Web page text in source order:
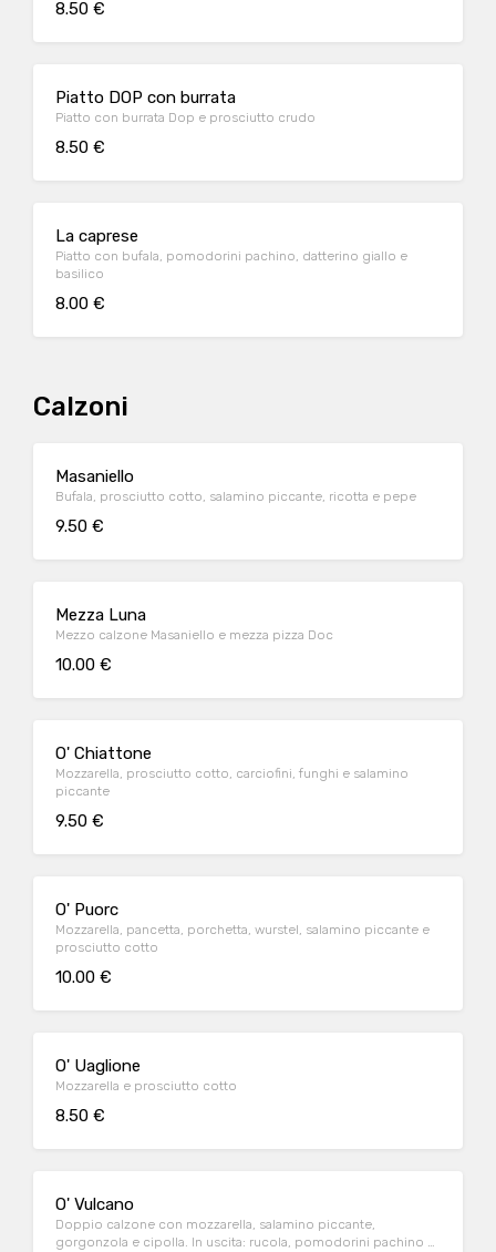
8.50 €
Piatto DOP con burrata
Piatto con burrata Dop e prosciutto crudo
8.50 €
La caprese
Piatto con bufala, pomodorini pachino, datterino giallo e
basilico
8.00 €
Calzoni
Masaniello
Bufala, prosciutto cotto, salamino piccante, ricotta e pepe
9.50 €
Mezza Luna
Mezzo calzone Masaniello e mezza pizza Doc
10.00 €
O' Chiattone
Mozzarella, prosciutto cotto, carciofini, funghi e salamino
piccante
9.50 €
O' Puorc
Mozzarella, pancetta, porchetta, wurstel, salamino piccante e
prosciutto cotto
10.00 €
O' Uaglione
Mozzarella e prosciutto cotto
8.50 €
O' Vulcano
Doppio calzone con mozzarella, salamino piccante,
gorgonzola e cipolla. In uscita: rucola, pomodorini pachino e